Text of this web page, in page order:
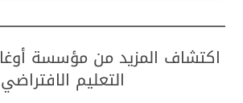
اكتشاف المزيد من مؤسسة
التعليم الافتراضي